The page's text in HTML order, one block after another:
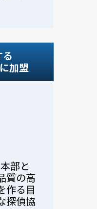
加盟
部と
質の高
作る目
探偵協